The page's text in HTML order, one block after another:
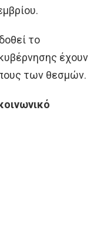
το
έχουν
των θεσμών.